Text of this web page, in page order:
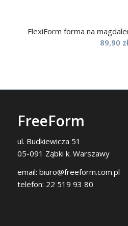
FlexiForm forma na
89,90 zł
FreeForm
ul. Budkiewicza 51
05-091 Ząbki k. Warszawy
email: biuro@freeform.com.pl
telefon: 22 519 93 80